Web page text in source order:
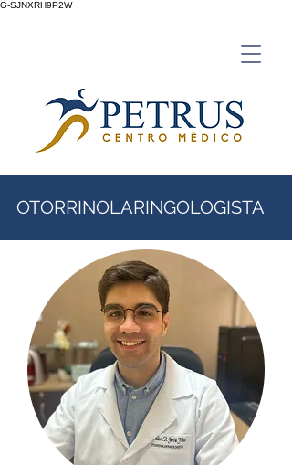
G-SJNXRH9P2W
OTORRINOLARINGOLOGISTA